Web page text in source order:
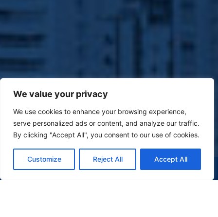
We value your privacy
We use cookies to enhance your browsing experience,
serve personalized ads or content, and analyze our traffic.
By clicking "Accept All", you consent to our use of cookies.
Customize Reject All Accept All
(47) 9 9977-7630